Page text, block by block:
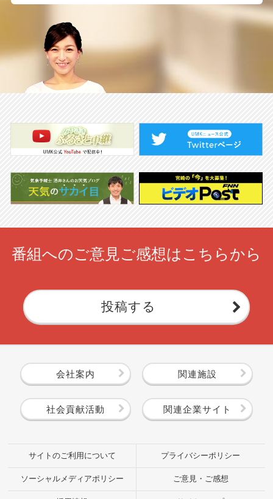
番組へのご意見ご感想はこちらから
投稿する
会社案内 関連施設
社会貢献活動 関連企業サイト
サイトのご利用について プライバシーポリシー
ソーシャルメディアポリシー ご意見・ご感想